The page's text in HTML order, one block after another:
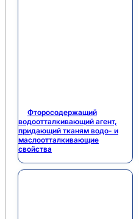
Фторосодержащий
водоотталкивающий агент,
придающий тканям водо- и
маслоотталкивающие
свойства